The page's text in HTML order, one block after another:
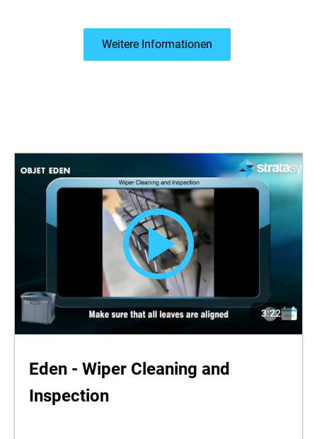
Weitere Informationen
3:22
Eden - Wiper Cleaning and
Inspection